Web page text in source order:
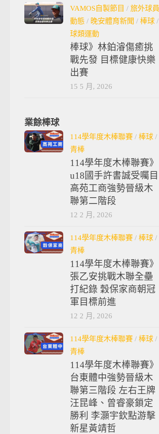
VAMOS自製節目 / 旅外球員
動態 / 晚安體育新聞 / 棒球 /
球類運動
棒球》林鉑濬傷癒挑
戰先發 目標健康快樂
出賽
15 5 月, 2026
業餘棒球
114學年度木棒聯賽 / 棒球 /
青棒
114學年度木棒聯賽》
u18國手許書誠受囑目
高苑工商強勢晉級木
聯第二階段
12 2 月, 2026
114學年度木棒聯賽 / 棒球 /
青棒
114學年度木棒聯賽》
張乙安挑戰木聯全壘
打紀錄 穀保家商朝冠
軍目標前進
12 2 月, 2026
114學年度木棒聯賽 / 棒球 /
青棒
114學年度木棒聯賽》
台東體中強勢晉級木
聯第三階段 左右王牌
汪昆峰、曾睿豪鎖定
勝利 李灝宇欽點游擊
新星黃靖哲